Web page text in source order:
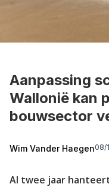
Aanpassing
Wallonië kan
bouwsector
Wim Vander Haegen08/
Al twee jaar